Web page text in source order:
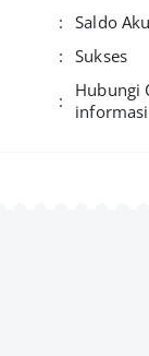
:
Saldo
: Sukses
:
Hubungi